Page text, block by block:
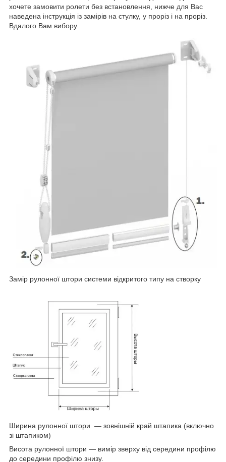
хочете замовити ролети без встановлення, нижче для Вас
наведена інструкція із замірів на стулку, у проріз і на проріз.
Вдалого Вам вибору.
Замір рулонної штори системи відкритого типу на створку
Ширина рулонної штори — зовнішній край штапика (включно
зі штапиком)
Висота рулонної штори — вимір зверху від середини профілю
до середини профілю знизу.